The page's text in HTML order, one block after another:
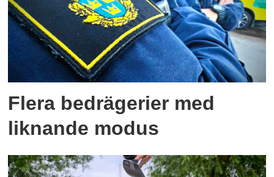
Flera bedrägerier med
liknande modus